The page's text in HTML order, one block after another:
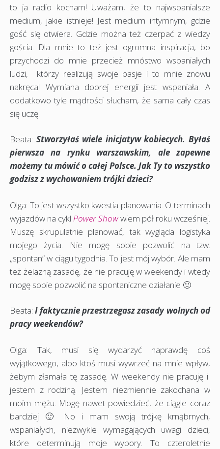
to ja radio kocham! Uważam, że to najwspanialsze
medium, jakie istnieje! Jest medium intymnym, gdzie
gość się otwiera. Gdzie można też czerpać z wiedzy
gościa. Dla mnie to też jest ogromna inspiracja, bo
przychodzi do mnie przecież mnóstwo wspaniałych
ludzi, którzy realizują swoje pasje i to mnie znowu
nakręca! Wymiana dobrej energii jest wspaniała. A
dodatkowo tyle mądrości słucham, że sama cały czas
się uczę.
Beata: Stworzyłaś wiele inicjatyw kobiecych. Byłaś
pierwsza na rynku warszawskim, ale zapewne
możemy tu mówić o całej Polsce. Jak Ty to wszystko
godzisz z wychowaniem trójki dzieci?
Olga: To jest wszystko kwestia planowania. O terminach
wyjazdów na cyklPower Showwiem pół roku wcześniej.
Muszę skrupulatnie planować, tak wygląda logistyka
mojego życia. Nie mogę sobie pozwolić na tzw.
„spontan” w ciągu tygodnia. To jest mój wybór. Ale mam
też żelazną zasadę, że nie pracuję w weekendy i wtedy
mogę sobie pozwolić na spontaniczne działanie 🙂
Beata:I faktycznie przestrzegasz zasady wolnych od
pracy weekendów?
Olga: Tak, musi się wydarzyć naprawdę coś
wyjątkowego, albo ktoś musi wywrzeć na mnie wpływ,
żebym złamała tę zasadę. W weekendy nie pracuję i
jestem z rodziną. Jestem niezmiennie zakochana w
moim mężu. Mogę nawet powiedzieć, że ciągle coraz
bardziej 🙂 No i mam swoją trójkę krnąbrnych,
wspaniałych, niezwykle wymagających uwagi dzieci,
które determinują moje wybory. To czteroletnie